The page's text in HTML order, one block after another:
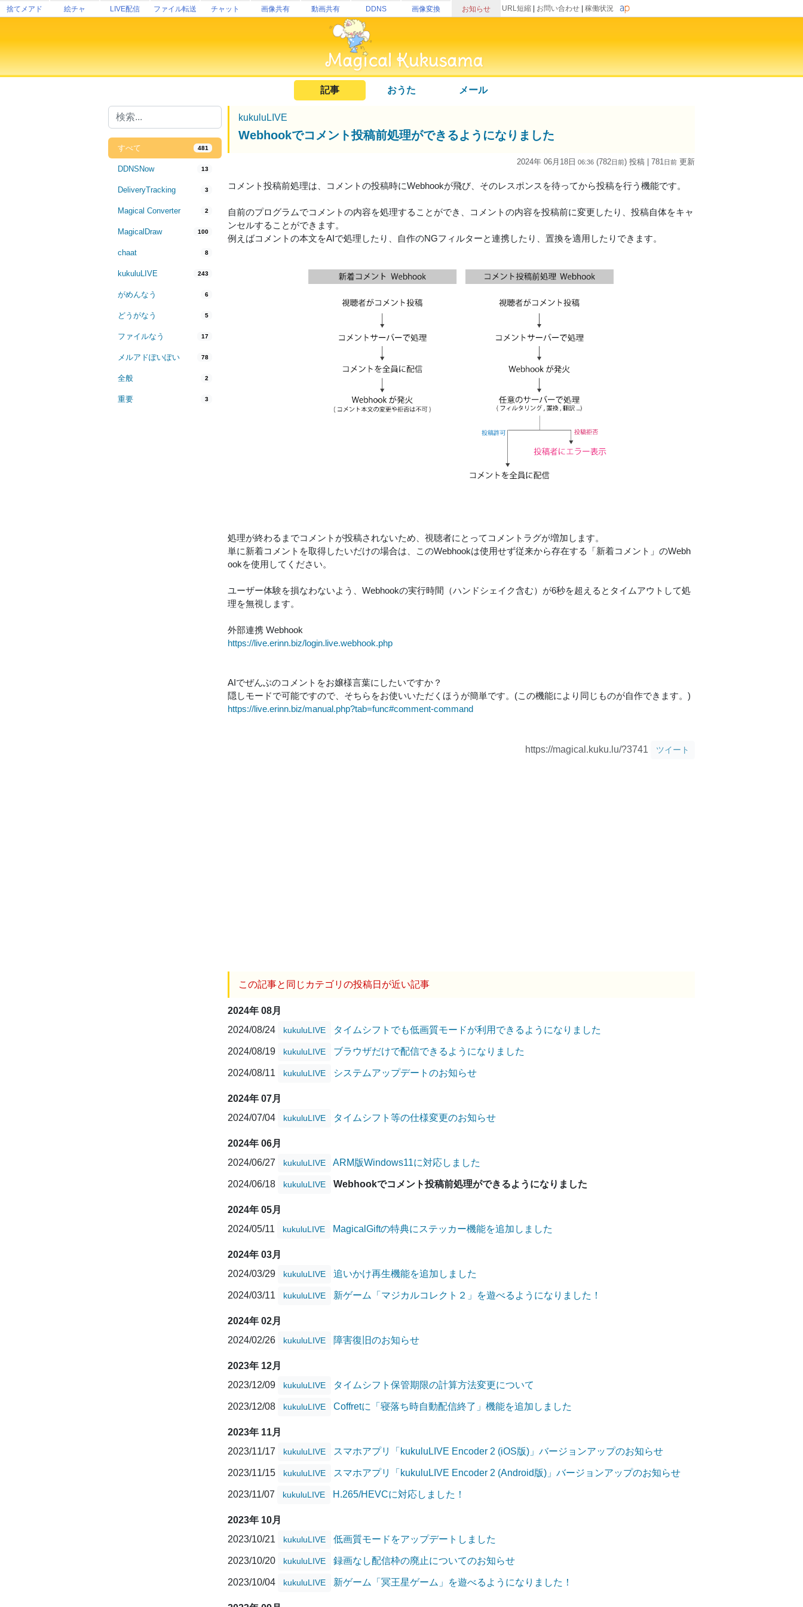
捨てメアド 絵チャ LIVE配信 ファイル転送 チャット 画像共有 動画共有 DDNS 画像変換 お知らせ URL短縮 お問い合わせ 稼働状況
記事 おうた メール
すべて 481
DDNSNow 13
DeliveryTracking 3
Magical Converter 2
MagicalDraw 100
chaat 8
kukuluLIVE 243
がめんなう 6
どうがなう 5
ファイルなう 17
メルアドぽいぽい 78
全般 2
重要 3
kukuluLIVE
Webhookでコメント投稿前処理ができるようになりました
2024年 06月18日 06:36 (782日前) 投稿 | 781日前 更新
コメント投稿前処理は、コメントの投稿時にWebhookが飛び、そのレスポンスを待ってから投稿を行う機能です。
自前のプログラムでコメントの内容を処理することができ、コメントの内容を投稿前に変更したり、投稿自体をキャ
ンセルすることができます。
例えばコメントの本文をAIで処理したり、自作のNGフィルターと連携したり、置換を適用したりできます。
処理が終わるまでコメントが投稿されないため、視聴者にとってコメントラグが増加します。
単に新着コメントを取得したいだけの場合は、このWebhookは使用せず従来から存在する「新着コメント」のWebh
ookを使用してください。
ユーザー体験を損なわないよう、Webhookの実行時間（ハンドシェイク含む）が6秒を超えるとタイムアウトして処
理を無視します。
外部連携 Webhook
https://live.erinn.biz/login.live.webhook.php
AIでぜんぶのコメントをお嬢様言葉にしたいですか？
隠しモードで可能ですので、そちらをお使いいただくほうが簡単です。(この機能により同じものが自作できます。)
https://live.erinn.biz/manual.php?tab=func#comment-command
https://magical.kuku.lu/?3741 ツイート
この記事と同じカテゴリの投稿日が近い記事
2024年 08月
2024/08/24
kukuluLIVE タイムシフトでも低画質モードが利用できるようになりました
2024/08/19 kukuluLIVE ブラウザだけで配信できるようになりました
2024/08/11 kukuluLIVE システムアップデートのお知らせ
2024年 07月
2024/07/04
kukuluLIVE タイムシフト等の仕様変更のお知らせ
2024年 06月
2024/06/27
kukuluLIVE ARM版Windows11に対応しました
2024/06/18 kukuluLIVE Webhookでコメント投稿前処理ができるようになりました
2024年 05月
2024/05/11
kukuluLIVE MagicalGiftの特典にステッカー機能を追加しました
2024年 03月
2024/03/29
kukuluLIVE 追いかけ再生機能を追加しました
2024/03/11 kukuluLIVE 新ゲーム「マジカルコレクト２」を遊べるようになりました！
2024年 02月
2024/02/26
kukuluLIVE 障害復旧のお知らせ
2023年 12月
2023/12/09
kukuluLIVE タイムシフト保管期限の計算方法変更について
2023/12/08 kukuluLIVE Coffretに「寝落ち時自動配信終了」機能を追加しました
2023年 11月
2023/11/17
kukuluLIVE スマホアプリ「kukuluLIVE Encoder 2 (iOS版)」バージョンアップのお知らせ
2023/11/15 kukuluLIVE スマホアプリ「kukuluLIVE Encoder 2 (Android版)」バージョンアップのお知らせ
2023/11/07 kukuluLIVE H.265/HEVCに対応しました！
2023年 10月
2023/10/21
kukuluLIVE 低画質モードをアップデートしました
2023/10/20 kukuluLIVE 録画なし配信枠の廃止についてのお知らせ
2023/10/04 kukuluLIVE 新ゲーム「冥王星ゲーム」を遊べるようになりました！